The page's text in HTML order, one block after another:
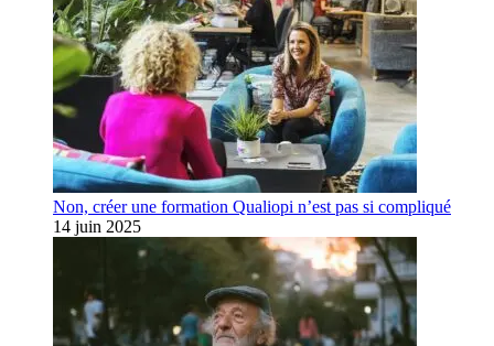
Non, créer une formation Qualiopi n’est pas si compliqué
14 juin 2025